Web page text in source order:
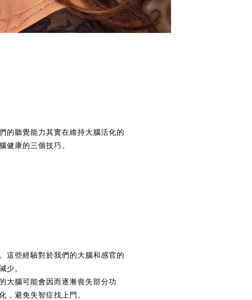
的聽覺能力其實在維持大腦活化的
健康的三個技巧。
這些經驗對於我們的大腦和感官的
少。
大腦可能會因而逐漸喪失部分功
，避免失智症找上門。